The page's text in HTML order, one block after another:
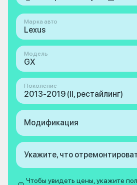
Марка авто
Lexus
Модель
GX
Поколение
2013-2019 (II, рестайлинг)
Модификация
Укажите, что
Чтобы увидеть цены, укажите